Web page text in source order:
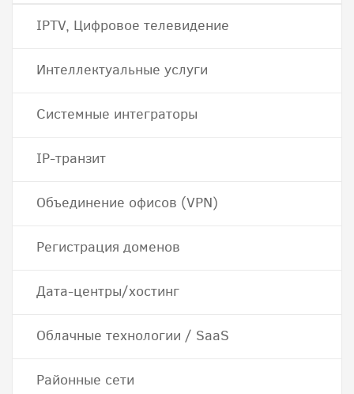
IPTV, Цифровое телевидение
Интеллектуальные услуги
Системные интеграторы
IP-транзит
Объединение офисов (VPN)
Регистрация доменов
Дата-центры/хостинг
Облачные технологии / SaaS
Районные сети